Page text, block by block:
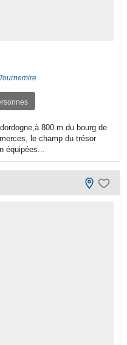
800 m du bourg de
le champ du trésor
équipées...